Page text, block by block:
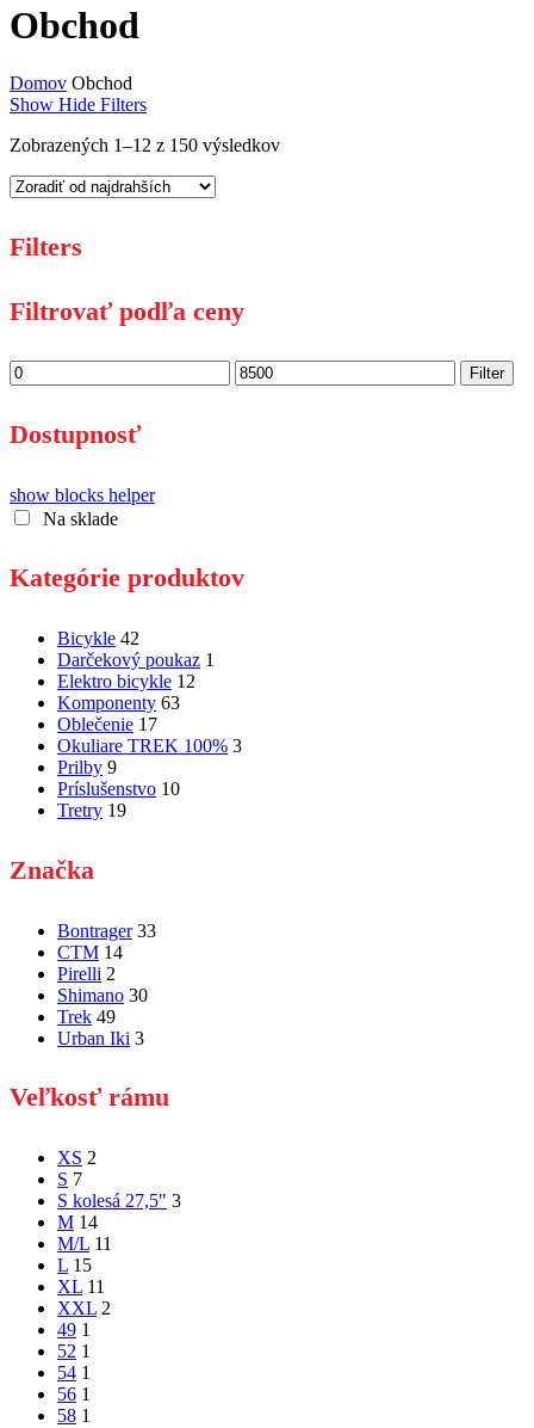
Close
Cart
Obchod
Domov Obchod
Show Hide Filters
Zobrazených 1–12 z 150 výsledkovSorted
Filters
Close
Filtrovať podľa ceny
Minimálna
cena
Maximálna
cena
Filter
Dostupnosť
show blocks helper
Na sklade
Kategórie produktov
Bicykle 42
Darčekový poukaz 1
Elektro bicykle 12
Komponenty 63
Oblečenie 17
Okuliare TREK 100% 3
Prilby 9
Príslušenstvo 10
Tretry 19
Značka
Bontrager 33
CTM 14
Pirelli 2
Shimano 30
Trek 49
Urban Iki 3
Veľkosť rámu
XS 2
S 7
S kolesá 27,5" 3
M 14
M/L 11
L 15
XL 11
XXL 2
49 1
52 1
54 1
56 1
58 1